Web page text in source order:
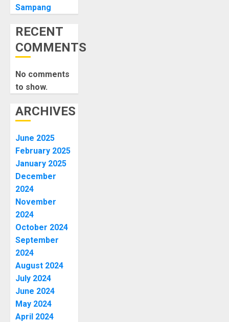
Sampang
RECENT
COMMENTS
No comments
to show.
ARCHIVES
June 2025
February 2025
January 2025
December
2024
November
2024
October 2024
September
2024
August 2024
July 2024
June 2024
May 2024
April 2024